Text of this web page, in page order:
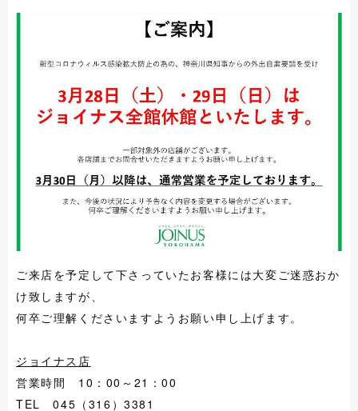
ご来店を予定して下さっていたお客様には大変ご迷惑おか
け致しますが、
何卒ご理解くださいますようお願い申し上げます。
ジョイナス店
営業時間 10：00～21：00
TEL 045（316）3381